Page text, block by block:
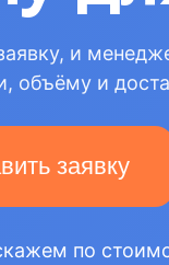
и
объёму и
заявку
по